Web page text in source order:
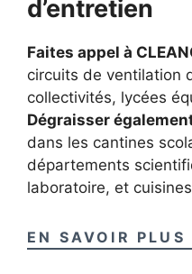
d’entretien
Faites appel à
circuits de ventilation
collectivités, lycées
Dégraisser
dans les cantines
départements
laboratoire, et
EN SAVOIR PLUS